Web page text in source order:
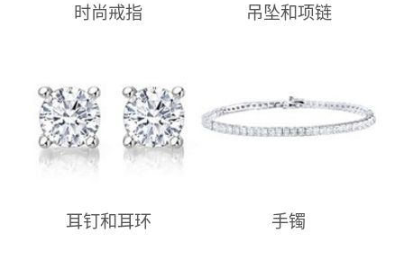
时尚戒指 吊坠和项链
耳钉和耳环 手镯